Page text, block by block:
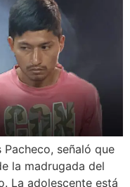
señaló que
la madrugada del
La adolescente está